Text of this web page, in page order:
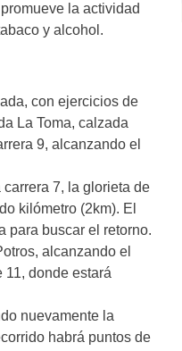
la actividad
y alcohol.
con ejercicios de
La Toma, calzada
9, alcanzando el
7, la glorieta de
kilómetro (2km). El
para buscar el retorno.
alcanzando el
11, donde estará
nuevamente la
habrá puntos de